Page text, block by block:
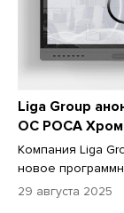
Liga Group
ОС РОСА Хром
Компания Liga
новое
29 августа 2025